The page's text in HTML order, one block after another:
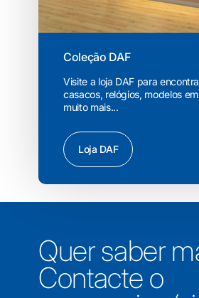
Coleção DAF
Visite a loja DAF para
casacos, relógios, modelos
muito mais...
Loja DAF
Quer saber
Contacte o